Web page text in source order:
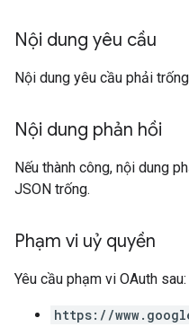
Nội dung yêu cầu
Nội dung yêu cầu phải
Nội dung phản hồi
Nếu thành công, nội dung
JSON trống.
Phạm vi uỷ quyền
Yêu cầu phạm vi OAuth sau:
https://